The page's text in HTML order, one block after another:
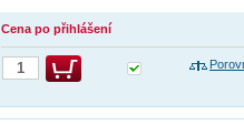
Cena po přihlášení